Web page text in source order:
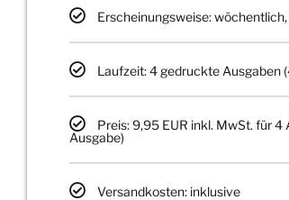
Erscheinungsweise:
Laufzeit: 4 gedruckte Ausgaben
Preis: 9,95 EUR inkl. MwSt. für 4
Ausgabe)
Versandkosten: inklusive